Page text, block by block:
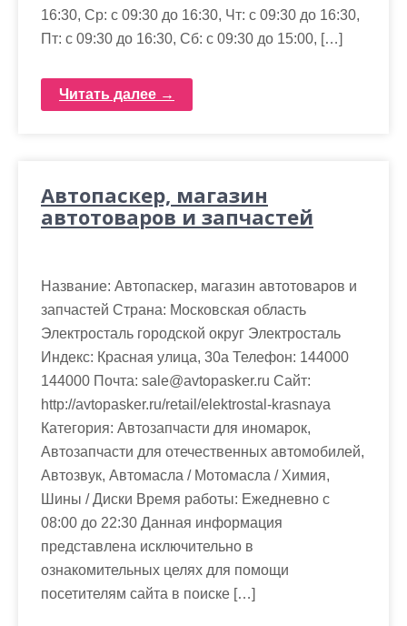
16:30, Ср: с 09:30 до 16:30, Чт: с 09:30 до 16:30,
Пт: с 09:30 до 16:30, Сб: с 09:30 до 15:00, […]
Читать далее →
Автопаскер, магазин
автотоваров и запчастей
Название: Автопаскер, магазин автотоваров и
запчастей Страна: Московская область
Электросталь городской округ Электросталь
Индекс: Красная улица, 30а Телефон: 144000
144000 Почта: sale@avtopasker.ru Cайт:
http://avtopasker.ru/retail/elektrostal-krasnaya
Категория: Автозапчасти для иномарок,
Автозапчасти для отечественных автомобилей,
Автозвук, Автомасла / Мотомасла / Химия,
Шины / Диски Время работы: Ежедневно с
08:00 до 22:30 Данная информация
представлена исключительно в
ознакомительных целях для помощи
посетителям сайта в поиске […]